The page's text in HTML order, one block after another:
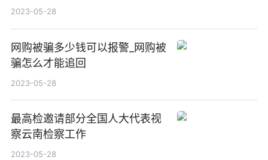
理_天天资讯
2023-05-28
网购被骗多少钱可以报警_网购被
骗怎么才能追回
2023-05-28
最高检邀请部分全国人大代表视
察云南检察工作
2023-05-28